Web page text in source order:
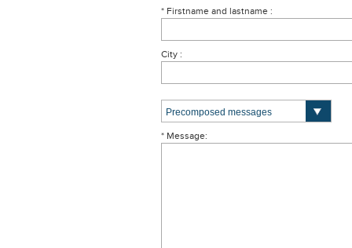
* Firstname and lastname :
City :
* Message: